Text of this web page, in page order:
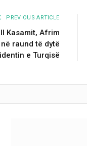
PREVIOUS ARTICLE
Kasamit, Afrim
raund të dytë
e Turqisë